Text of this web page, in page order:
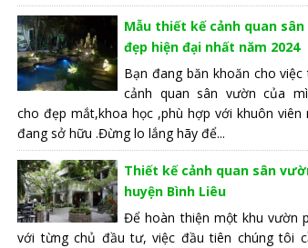
Mẫu thiết kế cảnh quan
đẹp hiện đại nhất năm 2024
Bạn đang băn khoăn cho việc
cảnh quan sân vườn của
cho đẹp mắt,khoa học ,phù hợp với khuôn viên
đang sở hữu .Đừng lo lắng hãy để...
Thiết kế cảnh quan sân
huyện Bình Liêu
Để hoàn thiện một khu vườn
với từng chủ đầu tư, việc đầu tiên chúng tôi